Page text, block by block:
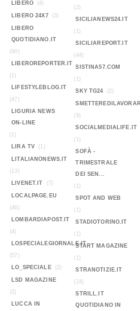
LIBERO
(4)
LIBERO 24X7 (3)
LIBERO
QUOTIDIANO.IT
(90)
LIBEROREPORTER.IT
(1)
LIFESTYLEBLOG.IT
(47)
LIGURIA NEWS
ON-LINE
(1)
LIRA TV
(1)
LITALIANONEWS.IT
(13)
LIVENET.IT
(7)
LOCALPAGE.EU
(46)
LOMBARDIAPOST.IT
(4)
LOSPECIALEGIORNALE.IT
(57)
LO_SPECIALE
(2)
LSD MAGAZINE
(2)
LUCCA IN
(2)
SICILIANEWS24.IT
(1)
SICILIAREPORT.IT
(44)
SISTINA57.COM
(1)
SKY TG24
(2)
(9)
SOCIALMEDIALIFE.IT
(1)
SOFÀ -
TRIMESTRALE
DEI SEN...
(1)
SPOT AND WEB
(1)
STADIOTORINO.IT
(1)
START MAGAZINE
(1)
STRANOTIZIE.IT
(24)
STRILL.IT
QUOTIDIANO IN